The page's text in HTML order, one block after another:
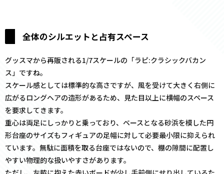
全体のシルエットと占有スペース
グッスマから再販される1/7スケールの「ラピ:クラシックバカン
ス」ですね。
スケール感としては標準的な高さですが、風を受けて大きく右側に
広がるロングヘアの造形があるため、見た目以上に横幅のスペース
を要求してきます。
重心は両足にしっかりと乗っており、ベースとなる砂浜を模した円
形台座のサイズもフィギュアの足幅に対して必要最小限に抑えられ
ています。無駄に面積を取る台座ではないので、棚の隙間に配置し
やすい物理的な扱いやすさがあります。